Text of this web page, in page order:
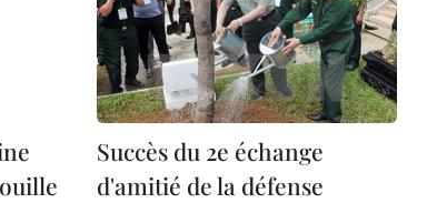
Succès du 2e échange
d'amitié de la défense